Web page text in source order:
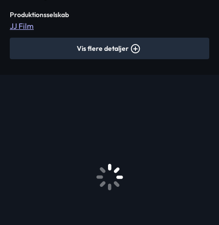
Produktionsselskab
JJ Film
Vis flere detaljer